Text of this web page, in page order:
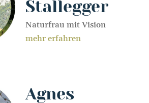
Stallegger
Naturfrau mit Vision
mehr erfahren
Agnes